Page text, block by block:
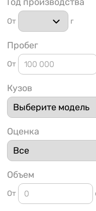
91
От г
Пробег
От
Кузов
Оценка
Объем
От